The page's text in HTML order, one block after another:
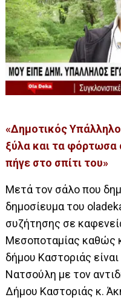
«Δημοτικός
ξύλα και τα φόρτωσα
πήγε στο σπίτι του»
Μετά τον σάλο που
δημοσίευμα του
συζήτησης σε
Μεσοποταμίας καθώς
δήμου Καστοριάς
Νατσούλη με τον
Δήμου Καστοριάς κ.